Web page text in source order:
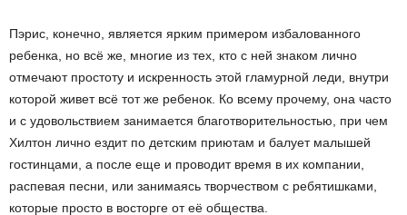
Пэрис, конечно, является ярким примером избалованного
ребенка, но всё же, многие из тех, кто с ней знаком лично
отмечают простоту и искренность этой гламурной леди, внутри
которой живет всё тот же ребенок. Ко всему прочему, она часто
и с удовольствием занимается благотворительностью, при чем
Хилтон лично ездит по детским приютам и балует малышей
гостинцами, а после еще и проводит время в их компании,
распевая песни, или занимаясь творчеством с ребятишками,
которые просто в восторге от её общества.